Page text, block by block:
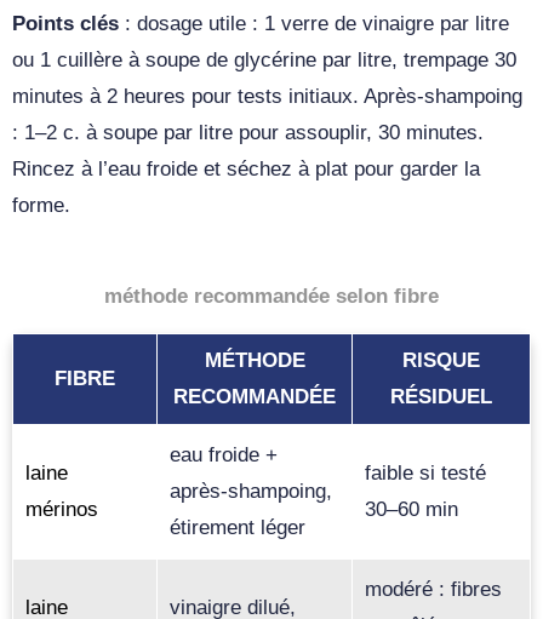
Points clés : dosage utile : 1 verre de vinaigre par litre
ou 1 cuillère à soupe de glycérine par litre, trempage 30
minutes à 2 heures pour tests initiaux. Après‑shampoing
: 1–2 c. à soupe par litre pour assouplir, 30 minutes.
Rincez à l’eau froide et séchez à plat pour garder la
forme.
méthode recommandée selon fibre
FIBRE
MÉTHODE
RECOMMANDÉE
RISQUE
RÉSIDUEL
laine
mérinos
eau froide +
après‑shampoing,
étirement léger
faible si testé
30–60 min
laine vinaigre dilué,
modéré : fibres